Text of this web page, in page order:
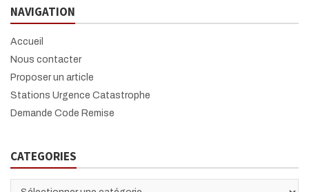
c
NAVIGATION
Accueil
Nous contacter
Proposer un article
Stations Urgence Catastrophe
Demande Code Remise
CATEGORIES
CATEGORIES